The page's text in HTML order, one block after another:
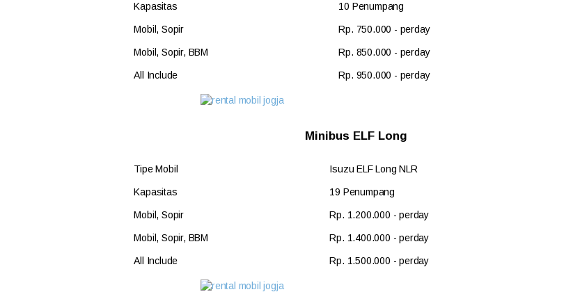
Kapasitas 10 Penumpang
Mobil, Sopir Rp. 750.000 - perday
Mobil, Sopir, BBM Rp. 850.000 - perday
All Include Rp. 950.000 - perday
Minibus ELF Long
Tipe Mobil Isuzu ELF Long NLR
Kapasitas 19 Penumpang
Mobil, Sopir Rp. 1.200.000 - perday
Mobil, Sopir, BBM Rp. 1.400.000 - perday
All Include Rp. 1.500.000 - perday